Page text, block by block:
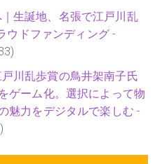
生誕地、名張で江戸川乱
ウドファンディング -
戸川乱歩賞の鳥井架南子氏
ゲーム化。選択によって物
魅力をデジタルで楽しむ -